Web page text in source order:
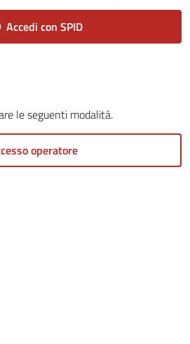
Accedi con SPID
le seguenti modalità.
operatore